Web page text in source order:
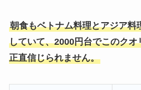
朝食もベトナム料理とアジア料
していて、2000円台でこのクオ
正直信じられません。